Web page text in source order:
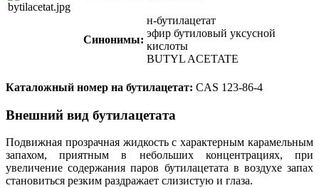
Синонимы:
н-бутилацетат
эфир бутиловый уксусной
кислоты
BUTYL ACETATE
Каталожный номер на бутилацетат: CAS 123-86-4
Внешний вид бутилацетата
Подвижная прозрачная жидкость с характерным карамельным
запахом, приятным в небольших концентрациях, при
увеличение содержания паров бутилацетата в воздухе запах
становиться резким раздражает слизистую и глаза.